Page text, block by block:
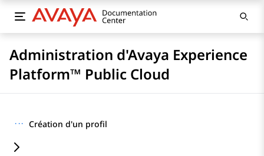
Administration d'Avaya Experience
Platform™ Public Cloud
··· Création d'un profil